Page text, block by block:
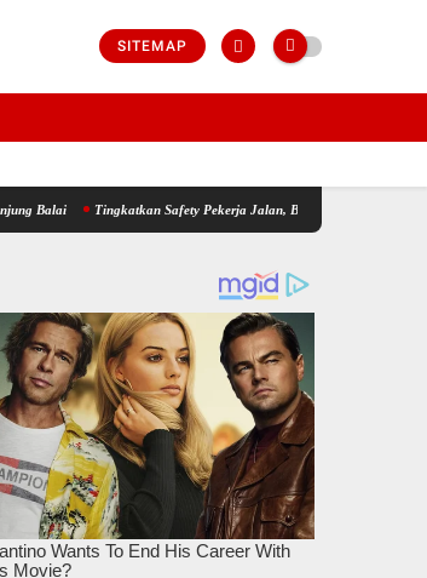
SITEMAP
Tingkatkan Safety Pekerja Jalan, Babinsa Koramil 17/DB Kodim 0208/